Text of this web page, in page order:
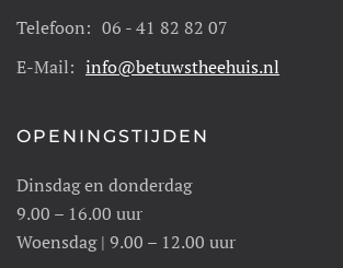
Telefoon: 06 - 41 82 82 07
E-Mail: info@betuwstheehuis.nl
OPENINGSTIJDEN
Dinsdag en donderdag
9.00 – 16.00 uur
Woensdag | 9.00 – 12.00 uur